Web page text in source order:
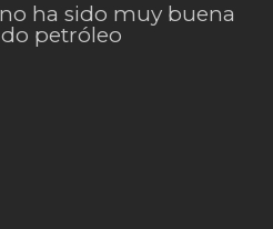
ha sido muy buena
petróleo